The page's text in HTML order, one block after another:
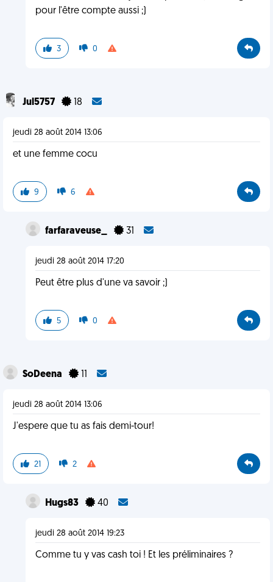
pour l'être compte aussi ;)
3 0
Jul5757 18
jeudi 28 août 2014 13:06
et une femme cocu
9 6
farfaraveuse_ 31
jeudi 28 août 2014 17:20
Peut être plus d'une va savoir ;)
5 0
SoDeena
jeudi 28 août 2014 13:06
J'espere que tu as fais demi-tour!
21 2
Hugs83 40
jeudi 28 août 2014 19:23
Comme tu y vas cash toi ! Et les préliminaires ?